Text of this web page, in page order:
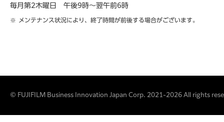
毎月第2木曜日 午後9時～翌午前6時
メンテナンス状況により、終了時間が前後する場合がございます。
© FUJIFILM Business Innovation Japan Corp. 2021-2026 All rights